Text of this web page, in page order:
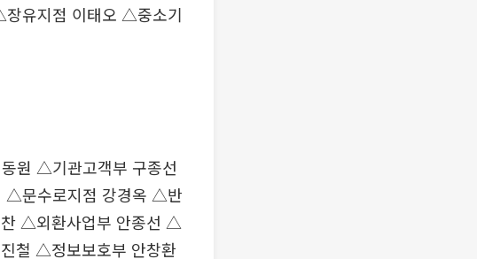
유지점 이태오 △중소기
원 △기관고객부 구종선
△문수로지점 강경옥 △반
△외환사업부 안종선 △
철 △정보보호부 안창환